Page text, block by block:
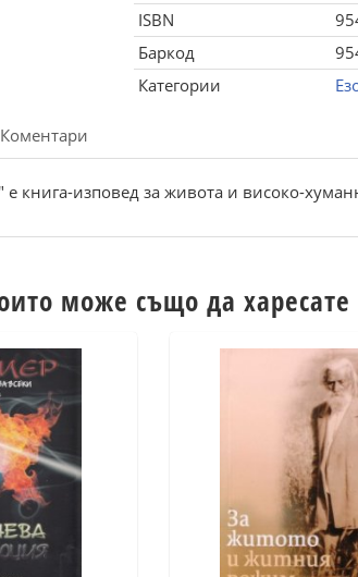
ISBN
Баркод
Категории
Коментари
книга-изповед за живота и високо-
може също да харесате